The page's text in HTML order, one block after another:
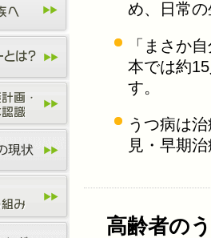
め、日常
「まさか
本では約
す。
うつ病は
見・早期
高齢者の